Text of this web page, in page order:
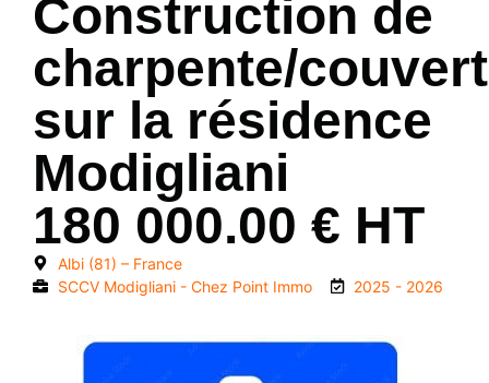
Construction de
charpente/
sur la résidence
Modigliani
180 000.00 € HT
Albi (81) – France
SCCV Modigliani - Chez Point Immo
2025 - 2026